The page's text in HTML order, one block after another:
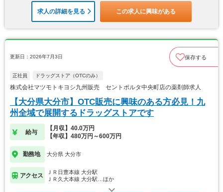
求人の詳細を見る この求人に興味がある
更新日：2026年7月3日 保存する
正社員 ドラッグストア（OTCのみ）
株式会社マツモトキヨシ九州販売 セントポルタ中央町店の薬剤師求人
【大分県大分市】OTC販売に興味のある方必見！九
州全域で展開するドラッグストアです
給与
【月収】40.0万円
【年収】480万円～600万円
勤務地 大分県 大分市
アクセス
ＪＲ日豊本線 大分駅
ＪＲ久大本線 大分駅…ほか